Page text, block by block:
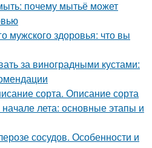
почему мытьё может
мужского здоровья: что вы
за виноградными кустами:
сорта. Описание сорта
лета: основные этапы и
сосудов. Особенности и